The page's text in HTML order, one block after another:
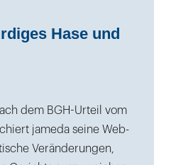
Hase und
dem BGH-Urteil vom
jameda seine Web-
Veränderungen,